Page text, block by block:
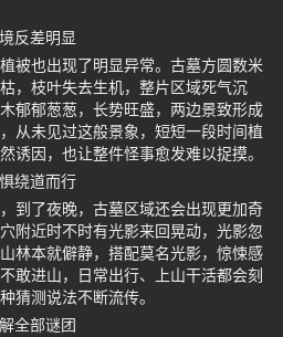
反差明显
被也出现了明显异常。古墓方圆数米
，枝叶失去生机，整片区域死气沉
郁郁葱葱，长势旺盛，两边景致形成
从未见过这般景象，短短一段时间植
诱因，也让整件怪事愈发难以捉摸。
绕道而行
到了夜晚，古墓区域还会出现更加奇
附近时不时有光影来回晃动，光影忽
林本就僻静，搭配莫名光影，惊悚感
敢进山，日常出行、上山干活都会刻
猜测说法不断流传。
全部谜团